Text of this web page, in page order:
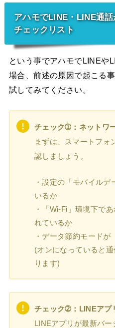
アハモでLINE・LINE通
チェックリスト
という事でアハモでLINEや
場合、前述の原因で起こる
試してみてください。
チェック➀：ネットワ
まずは、スマートフォ
認しましょう。
・設定の「モバイル
いるか
・「Wi-Fi」環境下で
れているか
・データ節約モード
(オンになっていると
ります)
チェック➁：LINEアプ
LINEアプリが最新バ